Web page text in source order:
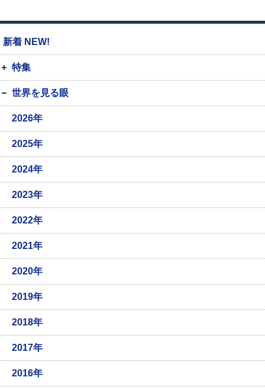
新着 NEW!
特集
世界を見る眼
2026年
2025年
2024年
2023年
2022年
2021年
2020年
2019年
2018年
2017年
2016年